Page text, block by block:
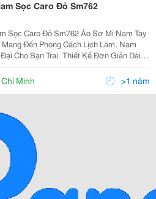
Sọc Caro Đỏ Sm762
Đỏ Sm762 Áo Sơ Mi Nam Tay
Đến Phong Cách Lịch Lãm, Nam
Trai. Thiết Kế Đơn Giản Dài
Tạo Vẻ Ngoài Sang Trọng, Lịch Sự Đến
Sở. Áo Phối Sọc Caro Trẻ Trung, Thể Hi
Minh >1 năm